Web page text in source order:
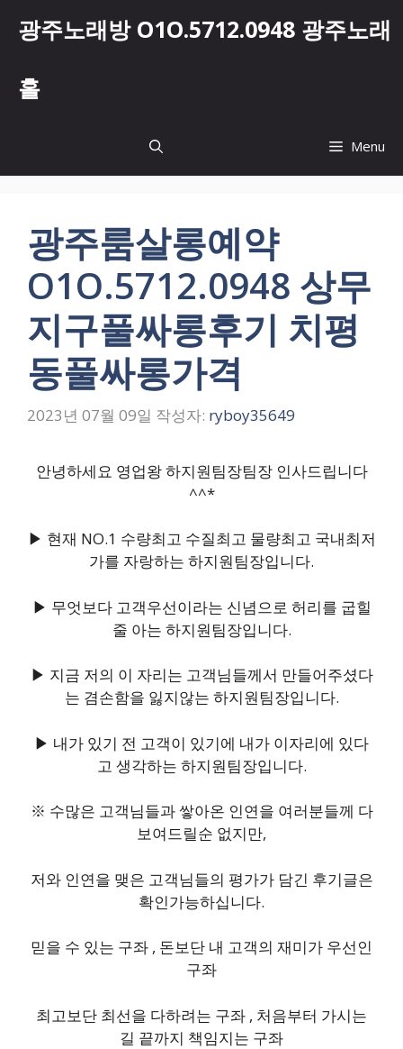
광주노래방 O1O.5712.0948 광주노래
홀
Menu
광주룸살롱예약
O1O.5712.0948 상무
지구풀싸롱후기 치평
동풀싸롱가격
2023년 07월 09일 작성자: ryboy35649
안녕하세요 영업왕 하지원팀장팀장 인사드립니다
^^*
▶ 현재 NO.1 수량최고 수질최고 물량최고 국내최저
가를 자랑하는 하지원팀장입니다.
▶ 무엇보다 고객우선이라는 신념으로 허리를 굽힐
줄 아는 하지원팀장입니다.
▶ 지금 저의 이 자리는 고객님들께서 만들어주셨다
는 겸손함을 잃지않는 하지원팀장입니다.
▶ 내가 있기 전 고객이 있기에 내가 이자리에 있다
고 생각하는 하지원팀장입니다.
※ 수많은 고객님들과 쌓아온 인연을 여러분들께 다
보여드릴순 없지만,
저와 인연을 맺은 고객님들의 평가가 담긴 후기글은
확인가능하십니다.
믿을 수 있는 구좌 , 돈보단 내 고객의 재미가 우선인
구좌
최고보단 최선을 다하려는 구좌 , 처음부터 가시는
길 끝까지 책임지는 구좌